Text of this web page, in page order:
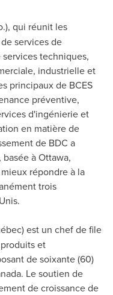
.), qui réunit les
services de
techniques,
industrielle et
principaux de BCES
préventive,
d'ingénierie et
en matière de
de BDC a
basée àOttawa,
répondre à la
trois
est un chef de file
et
de soixante (60)
. Le soutien de
de croissance de